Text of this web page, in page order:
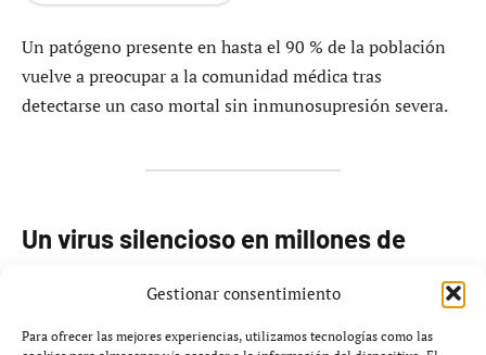
Gestionar consentimiento
Para ofrecer las mejores experiencias, utilizamos tecnologías como las
Un patógeno presente en hasta el 90 % de la población
vuelve a preocupar a la comunidad médica tras
detectarse un caso mortal sin inmunosupresión severa.
Un virus silencioso en millones de
Un nuevo estudio publicado enAnnals of Internal